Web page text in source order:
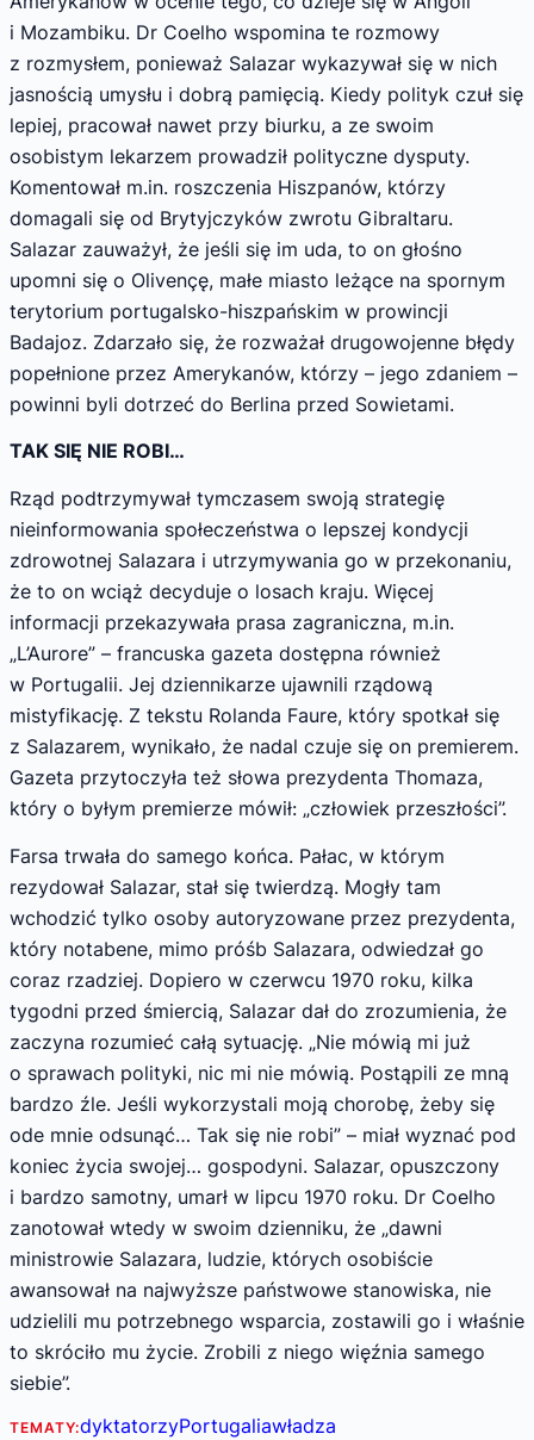
i Mozambiku. Dr Coelho wspomina te rozmowy
z rozmysłem, ponieważ Salazar wykazywał się w nich
jasnością umysłu i dobrą pamięcią. Kiedy polityk czuł się
lepiej, pracował nawet przy biurku, a ze swoim
osobistym lekarzem prowadził polityczne dysputy.
Komentował m.in. roszczenia Hiszpanów, którzy
domagali się od Brytyjczyków zwrotu Gibraltaru.
Salazar zauważył, że jeśli się im uda, to on głośno
upomni się o Olivençę, małe miasto leżące na spornym
terytorium portugalsko-hiszpańskim w prowincji
Badajoz. Zdarzało się, że rozważał drugowojenne błędy
popełnione przez Amerykanów, którzy – jego zdaniem –
powinni byli dotrzeć do Berlina przed Sowietami.
TAK SIĘ NIE ROBI…
Rząd podtrzymywał tymczasem swoją strategię
nieinformowania społeczeństwa o lepszej kondycji
zdrowotnej Salazara i utrzymywania go w przekonaniu,
że to on wciąż decyduje o losach kraju. Więcej
informacji przekazywała prasa zagraniczna, m.in.
„L’Aurore” – francuska gazeta dostępna również
w Portugalii. Jej dziennikarze ujawnili rządową
mistyfikację. Z tekstu Rolanda Faure, który spotkał się
z Salazarem, wynikało, że nadal czuje się on premierem.
Gazeta przytoczyła też słowa prezydenta Thomaza,
który o byłym premierze mówił: „człowiek przeszłości”.
Farsa trwała do samego końca. Pałac, w którym
rezydował Salazar, stał się twierdzą. Mogły tam
wchodzić tylko osoby autoryzowane przez prezydenta,
który notabene, mimo próśb Salazara, odwiedzał go
coraz rzadziej. Dopiero w czerwcu 1970 roku, kilka
tygodni przed śmiercią, Salazar dał do zrozumienia, że
zaczyna rozumieć całą sytuację. „Nie mówią mi już
o sprawach polityki, nic mi nie mówią. Postąpili ze mną
bardzo źle. Jeśli wykorzystali moją chorobę, żeby się
ode mnie odsunąć… Tak się nie robi” – miał wyznać pod
koniec życia swojej… gospodyni. Salazar, opuszczony
i bardzo samotny, umarł w lipcu 1970 roku. Dr Coelho
zanotował wtedy w swoim dzienniku, że „dawni
ministrowie Salazara, ludzie, których osobiście
awansował na najwyższe państwowe stanowiska, nie
udzielili mu potrzebnego wsparcia, zostawili go i właśnie
to skróciło mu życie. Zrobili z niego więźnia samego
siebie”.
TEMATY:dyktatorzyPortugaliawładza